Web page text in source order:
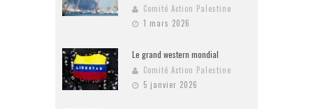
Comité Action Palestine
1 mars 2026
Le grand western mondial
Comité Action Palestine
5 janvier 2026